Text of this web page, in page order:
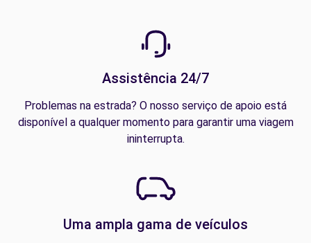
Assistência 24/7
Problemas na estrada? O nosso serviço de apoio está
disponível a qualquer momento para garantir uma viagem
ininterrupta.
Uma ampla gama de veículos